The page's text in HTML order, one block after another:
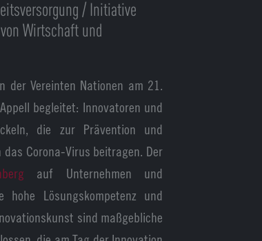
/ Initiative
Wirtschaft und
der Vereinten Nationen am 21.
begleitet: Innovatoren und
die zur Prävention und
Corona-Virus beitragen. Der
auf Unternehmen und
Lösungskompetenz und
sind maßgebliche